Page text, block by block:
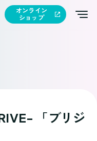
オンライン
ショップ
「ブリジ